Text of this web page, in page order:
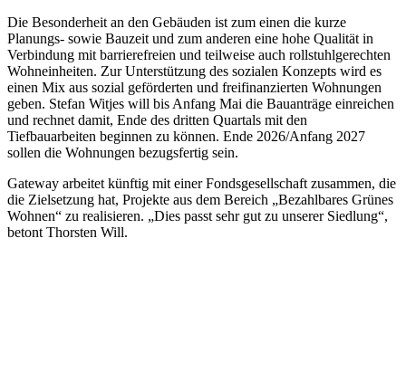
Die Besonderheit an den Gebäuden ist zum einen die kurze
Planungs- sowie Bauzeit und zum anderen eine hohe Qualität in
Verbindung mit barrierefreien und teilweise auch rollstuhlge­rechten
Wohneinheiten. Zur Unterstützung des sozialen Konzepts wird es
einen Mix aus sozial geförderten und freifinanzierten Wohnungen
geben. Stefan Witjes will bis Anfang Mai die Bauanträge einreichen
und rechnet damit, Ende des dritten Quartals mit den
Tiefbauarbeiten beginnen zu können. Ende 2026/Anfang 2027
sollen die Wohnungen bezugsfertig sein.
Gateway arbeitet künftig mit einer Fondsgesellschaft zusammen, die
die Zielsetzung hat, Pro­jekte aus dem Bereich „Bezahlbares Grünes
Wohnen“ zu realisieren. „Dies passt sehr gut zu unserer Siedlung“,
betont Thorsten Will.